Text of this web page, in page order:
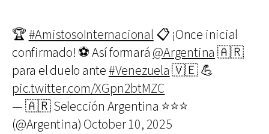
🏆#AmistosoInternacional 📋 ¡Once inicial
confirmado! ⚽ Así formará @Argentina 🇦🇷
para el duelo ante#Venezuela🇻🇪 💪
pic.twitter.com/XGpn2btMZC
— 🇦🇷 Selección Argentina ⭐⭐⭐
(@Argentina) October 10, 2025